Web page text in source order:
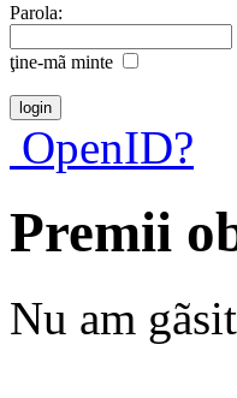
Parola:
ţine-mã minte
OpenID?
Premii
Nu am